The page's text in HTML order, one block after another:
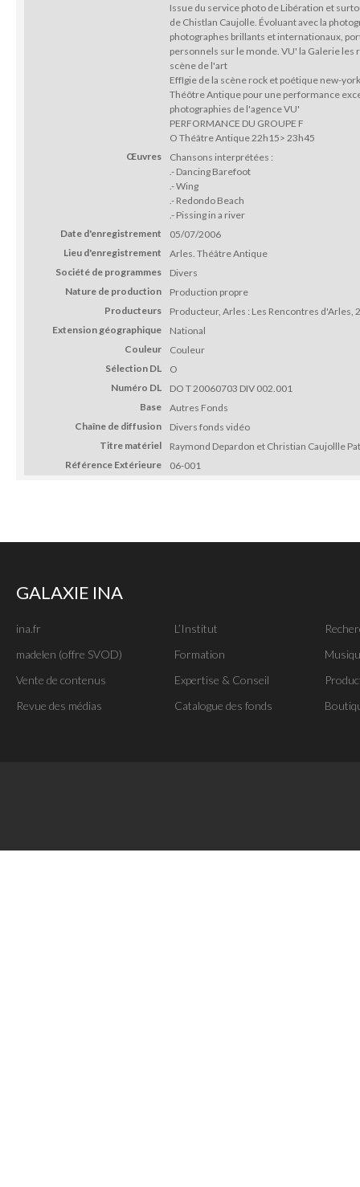
Issue du service photo de Libération et
de Chistlan Caujolle. Évoluant avec la
photographes brillants et internationaux,
personnels sur le monde. VU' la Galerie
scène de l'art
EffIgie de la scène rock et poétique new-
Théôtre Antique pour une performance
photographies de l'agence VU'
PERFORMANCE DU GROUPE F
O Théâtre Antique 22h15> 23h45
Œuvres
Chansons interprétées :
.- Dancing Barefoot
.- Wing
.- Redondo Beach
.- Pissing in a river
Date d'enregistrement
05/07/2006
Lieu d'enregistrement
Arles. Théâtre Antique
Société de programmes
Divers
Nature de production
Production propre
Producteurs
Producteur, Arles : Les Rencontres d'Arles,
Extension géographique
National
Couleur
Couleur
Sélection DL
O
Numéro DL
DO T 20060703 DIV 002.001
Base
Autres Fonds
Chaîne de diffusion
Divers fonds vidéo
Titre matériel
Raymond Depardon et Christian Caujollle
Référence Extérieure
06-001
GALAXIE INA
ina.fr
madelen (offre SVOD)
Vente de contenus
Revue des médias
L’Institut
Formation
Expertise & Conseil
Catalogue des fonds